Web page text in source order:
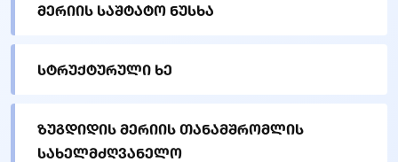
მერიის საშტატო ნუსხა
სტრუქტურული ხე
ზუგდიდის მერიის თანამშრომლის
სახელმძღვანელო